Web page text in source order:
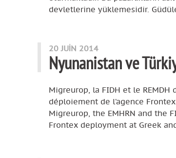
devletlerine yüklemesidir.
20 JUIN 2014
Nyunanistan ve
Migreurop, la FIDH et le
déploiement de l’agence
Migreurop, the EMHRN and the
Frontex deployment at Greek